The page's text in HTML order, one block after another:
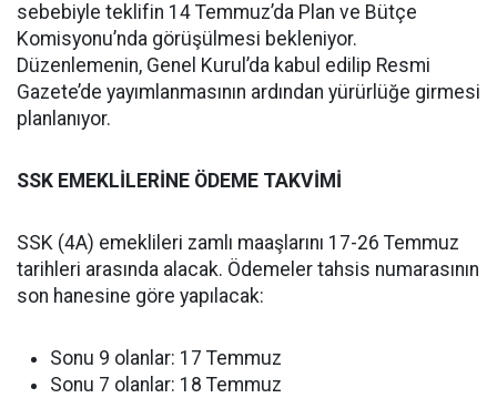
sebebiyle teklifin 14 Temmuz’da Plan ve Bütçe
Komisyonu’nda görüşülmesi bekleniyor.
Düzenlemenin, Genel Kurul’da kabul edilip Resmi
Gazete’de yayımlanmasının ardından yürürlüğe girmesi
planlanıyor.
SSK EMEKLİLERİNE ÖDEME TAKVİMİ
SSK (4A) emeklileri zamlı maaşlarını 17-26 Temmuz
tarihleri arasında alacak. Ödemeler tahsis numarasının
son hanesine göre yapılacak:
Sonu 9 olanlar: 17 Temmuz
Sonu 7 olanlar: 18 Temmuz